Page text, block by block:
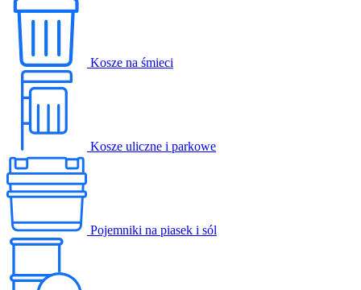
Kosze na śmieci
Kosze uliczne i parkowe
Pojemniki na piasek i sól